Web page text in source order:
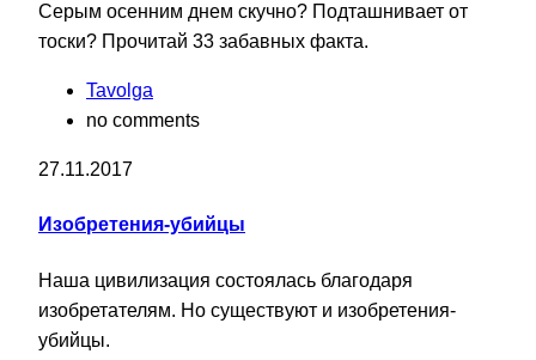
Серым осенним днем скучно? Подташнивает от
тоски? Прочитай 33 забавных факта.
Tavolga
no comments
27.11.2017
Изобретения-убийцы
Наша цивилизация состоялась благодаря
изобретателям. Но существуют и изобретения-
убийцы.